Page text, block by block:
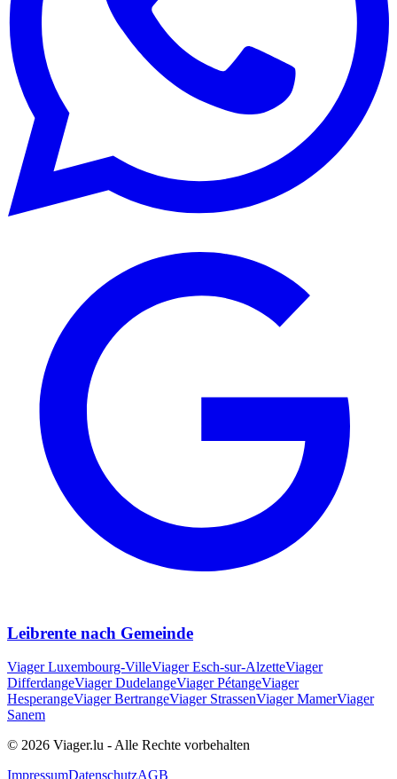
Leibrente nach Gemeinde
ViagerLuxembourg-VilleViagerEsch-sur-AlzetteViager
DifferdangeViagerDudelangeViagerPétangeViager
HesperangeViagerBertrangeViager StrassenViagerMamerViager
Sanem
© 2026 Viager.lu - Alle Rechte vorbehalten
ImpressumDatenschutzAGB